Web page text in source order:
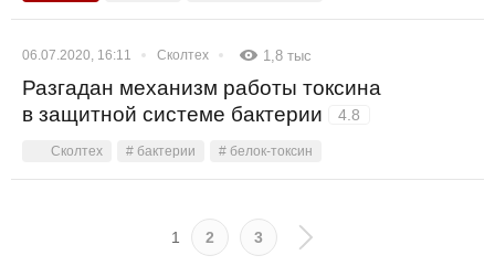
06.07.2020, 16:11 Сколтех 1,8 тыс
Разгадан механизм работы токсина
в защитной системе бактерии
4.8
Сколтех # бактерии # белок-токсин
1 2 3